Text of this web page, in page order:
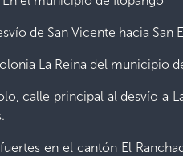
de San Vicente hacia San
La Reina del municipio
calle principal al desvío a
en el cantón El